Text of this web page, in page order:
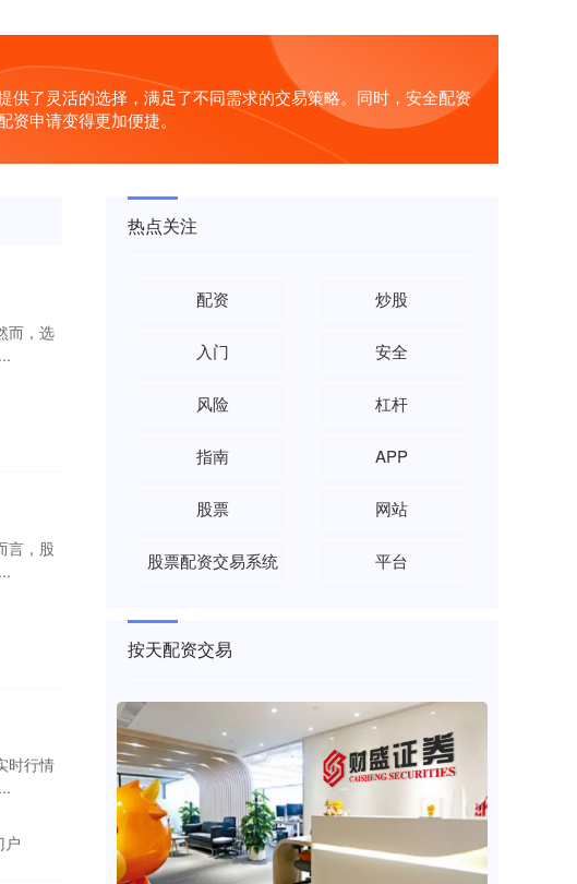
了灵活的选择，满足了不同需求的交易策略。同时，安全配资
申请变得更加便捷。
而，选
言，股
时行情
户
热点关注
配资 炒股
入门 安全
风险 杠杆
指南 APP
股票 网站
股票配资交易系统 平台
按天配资交易